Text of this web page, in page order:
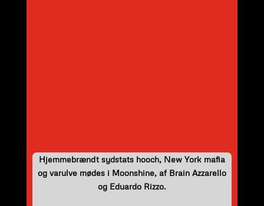
Hjemmebrændt sydstats hooch, New York mafia
og varulve mødes i Moonshine, af Brain Azzarello
og Eduardo Rizzo.